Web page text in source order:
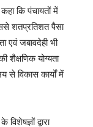
कि पंचायतों में
शतप्रतिशत पैसा
एवं जबावदेही भी
शैक्षणिक योग्यता
से विकास कार्यों में
द्वारा